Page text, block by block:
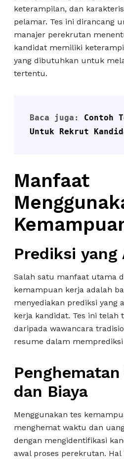
keterampilan, dan
pelamar. Tes ini dirancang
manajer perekrutan
kandidat memiliki
yang dibutuhkan untuk
tertentu.
Baca juga: Contoh
Untuk Rekrut
Manfaat
Prediksi yang
Salah satu manfaat utama
kemampuan kerja adalah
menyediakan prediksi yang
kerja kandidat. Tes ini
daripada wawancara
resume dalam
dan Biaya
Menggunakan tes
menghemat waktu dan
dengan mengidentifikasi
awal proses perekrutan.